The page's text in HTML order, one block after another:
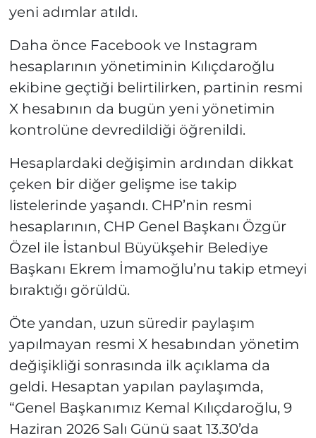
yeni adımlar atıldı.
Daha önce Facebook ve Instagram
hesaplarının yönetiminin Kılıçdaroğlu
ekibine geçtiği belirtilirken, partinin resmi
X hesabının da bugün yeni yönetimin
kontrolüne devredildiği öğrenildi.
Hesaplardaki değişimin ardından dikkat
çeken bir diğer gelişme ise takip
listelerinde yaşandı. CHP’nin resmi
hesaplarının, CHP Genel Başkanı Özgür
Özel ile İstanbul Büyükşehir Belediye
Başkanı Ekrem İmamoğlu’nu takip etmeyi
bıraktığı görüldü.
Öte yandan, uzun süredir paylaşım
yapılmayan resmi X hesabından yönetim
değişikliği sonrasında ilk açıklama da
geldi. Hesaptan yapılan paylaşımda,
“Genel Başkanımız Kemal Kılıçdaroğlu, 9
Haziran 2026 Salı Günü saat 13.30’da